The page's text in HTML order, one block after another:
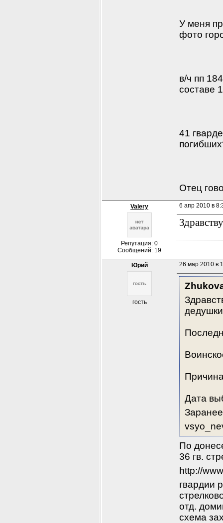
У меня
фото
в/ч пп
составе
41
Отец
Valery
Репутация: 0
Сообщений: 19
6 апр 2010 в
Юрий
гость
26 мар 2010 в
Дата
По
36 гв.
http://
гвардии
отд.
схема